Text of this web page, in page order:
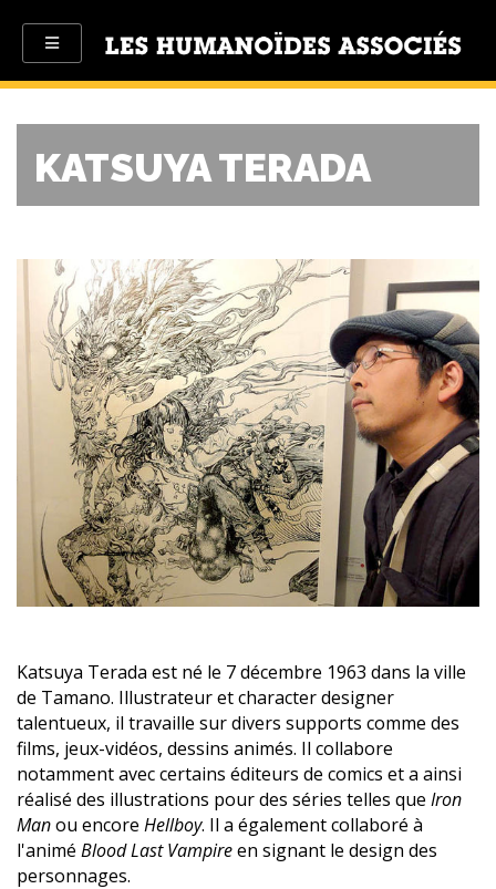
KATSUYA TERADA
Katsuya Terada est né le 7 décembre 1963 dans la ville
de Tamano. Illustrateur et character designer
talentueux, il travaille sur divers supports comme des
films, jeux-vidéos, dessins animés. Il collabore
notamment avec certains éditeurs de comics et a ainsi
réalisé des illustrations pour des séries telles que Iron
Manou encore Hellboy. Il a également collaboré à
l'animé Blood Last Vampireen signant le design des
personnages.